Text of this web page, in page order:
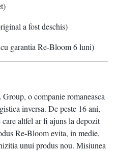
a fost deschis)
garantia Re-Bloom 6 luni)
o companie romaneasca
inversa. De peste 16 ani,
altfel ar fi ajuns la depozit
Re-Bloom evita, in medie,
unui produs nou. Misiunea